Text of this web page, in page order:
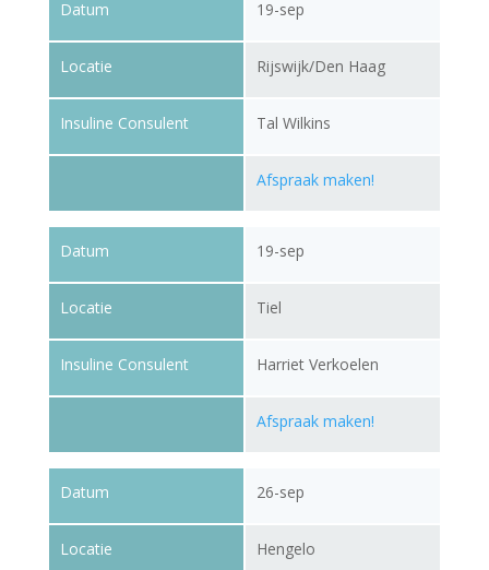
Datum
Locatie
Insuline Consulent
19-sep
Rijswijk/Den Haag
Tal Wilkins
Afspraak maken!
Datum
Locatie
Insuline Consulent
19-sep
Tiel
Harriet Verkoelen
Afspraak maken!
Datum
Locatie
26-sep
Hengelo